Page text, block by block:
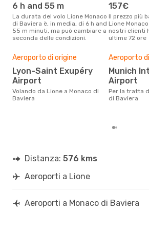
6 h and 55 m
La durata del volo Lione Monaco
di Baviera è, in media, di 6 h and
55 m minuti, ma può cambiare a
seconda delle condizioni.
157€
Il prezzo più basso per un volo
Lione
nostri clienti
ultime 72 ore
Aeroporto di origine
Lyon-Saint Exupéry
Airport
Volando da Lione a Monaco di
Baviera
Aeroporto
Munich International
Airport
Per la tratta da Lione a Monaco
di Baviera
Distanza: 576 kms
Aeroporti a Lione
Aeroporti a Monaco di Baviera